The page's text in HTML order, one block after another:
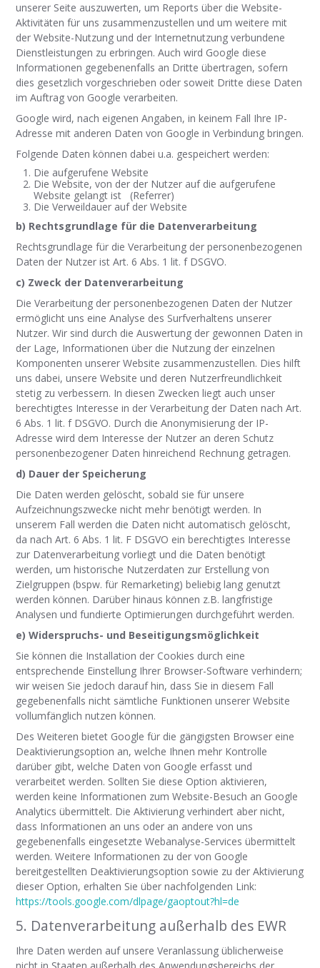
unserer Seite auszuwerten, um Reports über die Website-
Aktivitäten für uns zusammenzustellen und um weitere mit
der Website-Nutzung und der Internetnutzung verbundene
Dienstleistungen zu erbringen. Auch wird Google diese
Informationen gegebenenfalls an Dritte übertragen, sofern
dies gesetzlich vorgeschrieben oder soweit Dritte diese Daten
im Auftrag von Google verarbeiten.
Google wird, nach eigenen Angaben, in keinem Fall Ihre IP-
Adresse mit anderen Daten von Google in Verbindung bringen.
Folgende Daten können dabei u.a. gespeichert werden:
Die aufgerufene Website
Die Website, von der der Nutzer auf die aufgerufene
Website gelangt ist (Referrer)
Die Verweildauer auf der Website
b) Rechtsgrundlage für die Datenverarbeitung
Rechtsgrundlage für die Verarbeitung der personenbezogenen
Daten der Nutzer ist Art. 6 Abs. 1 lit. f DSGVO.
c) Zweck der Datenverarbeitung
Die Verarbeitung der personenbezogenen Daten der Nutzer
ermöglicht uns eine Analyse des Surfverhaltens unserer
Nutzer. Wir sind durch die Auswertung der gewonnen Daten in
der Lage, Informationen über die Nutzung der einzelnen
Komponenten unserer Website zusammenzustellen. Dies hilft
uns dabei, unsere Website und deren Nutzerfreundlichkeit
stetig zu verbessern. In diesen Zwecken liegt auch unser
berechtigtes Interesse in der Verarbeitung der Daten nach Art.
6 Abs. 1 lit. f DSGVO. Durch die Anonymisierung der IP-
Adresse wird dem Interesse der Nutzer an deren Schutz
personenbezogener Daten hinreichend Rechnung getragen.
d) Dauer der Speicherung
Die Daten werden gelöscht, sobald sie für unsere
Aufzeichnungszwecke nicht mehr benötigt werden. In
unserem Fall werden die Daten nicht automatisch gelöscht,
da nach Art. 6 Abs. 1 lit. F DSGVO ein berechtigtes Interesse
zur Datenverarbeitung vorliegt und die Daten benötigt
werden, um historische Nutzerdaten zur Erstellung von
Zielgruppen (bspw. für Remarketing) beliebig lang genutzt
werden können. Darüber hinaus können z.B. langfristige
Analysen und fundierte Optimierungen durchgeführt werden.
e) Widerspruchs- und Beseitigungsmöglichkeit
Sie können die Installation der Cookies durch eine
entsprechende Einstellung Ihrer Browser-Software verhindern;
wir weisen Sie jedoch darauf hin, dass Sie in diesem Fall
gegebenenfalls nicht sämtliche Funktionen unserer Website
vollumfänglich nutzen können.
Des Weiteren bietet Google für die gängigsten Browser eine
Deaktivierungsoption an, welche Ihnen mehr Kontrolle
darüber gibt, welche Daten von Google erfasst und
verarbeitet werden. Sollten Sie diese Option aktivieren,
werden keine Informationen zum Website-Besuch an Google
Analytics übermittelt. Die Aktivierung verhindert aber nicht,
dass Informationen an uns oder an andere von uns
gegebenenfalls eingesetzte Webanalyse-Services übermittelt
werden. Weitere Informationen zu der von Google
bereitgestellten Deaktivierungsoption sowie zu der Aktivierung
dieser Option, erhalten Sie über nachfolgenden Link:
https://tools.google.com/dlpage/gaoptout?hl=de
5. Datenverarbeitung außerhalb des EWR
Ihre Daten werden auf unsere Veranlassung üblicherweise